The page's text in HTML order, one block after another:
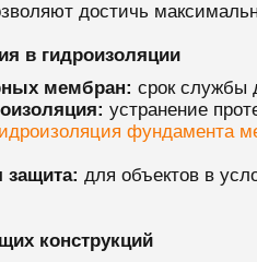
достичь
в гидроизоляции
мембран: срок службы
устранение
фундамента
защита: для объектов в
конструкций